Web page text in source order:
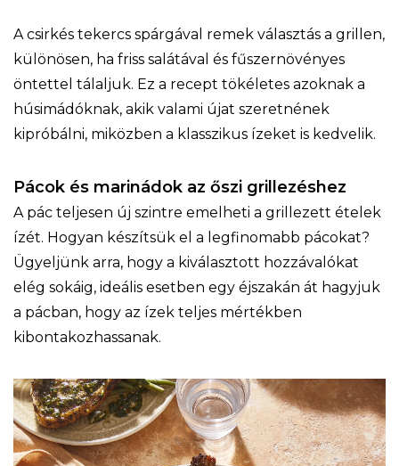
A csirkés tekercs spárgával remek választás a grillen,
különösen, ha friss salátával és fűszernövényes
öntettel tálaljuk. Ez a recept tökéletes azoknak a
húsimádóknak, akik valami újat szeretnének
kipróbálni, miközben a klasszikus ízeket is kedvelik.
Pácok és marinádok az őszi grillezéshez
A pác teljesen új szintre emelheti a grillezett ételek
ízét. Hogyan készítsük el a legfinomabb pácokat?
Ügyeljünk arra, hogy a kiválasztott hozzávalókat
elég sokáig, ideális esetben egy éjszakán át hagyjuk
a pácban, hogy az ízek teljes mértékben
kibontakozhassanak.